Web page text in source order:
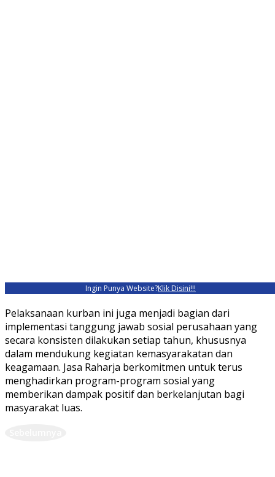
Ingin Punya Website?Klik Disini!!!
Pelaksanaan kurban ini juga menjadi bagian dari
implementasi tanggung jawab sosial perusahaan yang
secara konsisten dilakukan setiap tahun, khususnya
dalam mendukung kegiatan kemasyarakatan dan
keagamaan. Jasa Raharja berkomitmen untuk terus
menghadirkan program-program sosial yang
memberikan dampak positif dan berkelanjutan bagi
masyarakat luas.